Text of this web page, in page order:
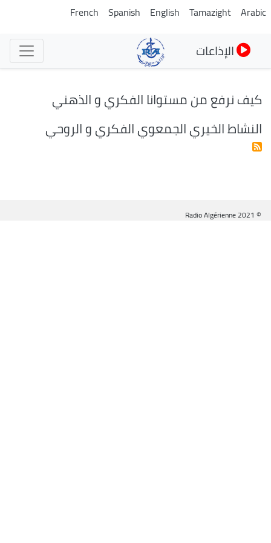
تجاوز
Arabic
Tamazight
English
Spanish
French
الإذاعات
كيف نرفع من مستوانا الفكري و الذهني
النشاط الخيري الجمعوي الفكري و الروحي
© Radio Algérienne 2021